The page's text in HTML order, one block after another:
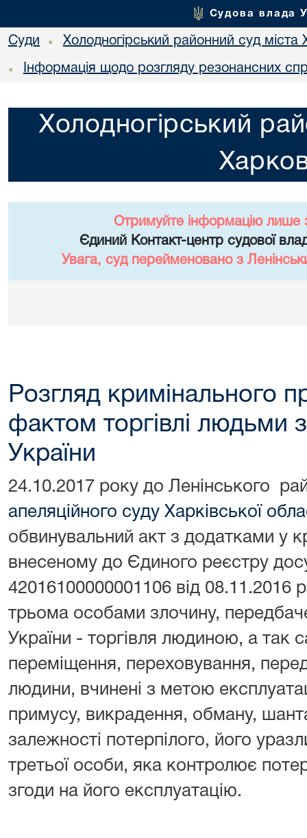
Судова влада
Суди • Холодногірський районний суд міста
• Інформація щодо розгляду резонансних
Холодногірський
Отримуйте інформацію лише
Єдиний Контакт-центр судової
Увага, суд перейменовано з
Розгляд кримінального
фактом торгівлі людьми
України
24.10.2017 року до Ленінського
апеляційного суду Харківської
обвинувальний акт з додатками у
внесеному до Єдиного реєстру
42016100000001106 від 08.11.2016
трьома особами злочину,
України - торгівля людиною, а так
переміщення, переховування,
людини, вчинені з метою
примусу, викрадення, обману,
залежності потерпілого, його
третьої особи, яка контролює
згоди на його експлуатацію.